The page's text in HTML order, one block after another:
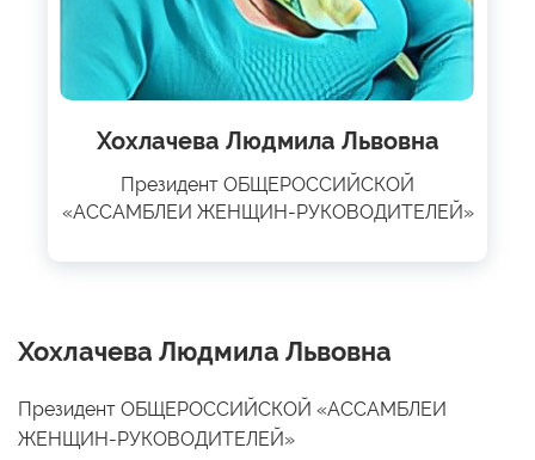
Хохлачева Людмила Львовна
Президент ОБЩЕРОССИЙСКОЙ
«АССАМБЛЕИ ЖЕНЩИН-РУКОВОДИТЕЛЕЙ»
Хохлачева Людмила Львовна
Президент ОБЩЕРОССИЙСКОЙ «АССАМБЛЕИ
ЖЕНЩИН-РУКОВОДИТЕЛЕЙ»